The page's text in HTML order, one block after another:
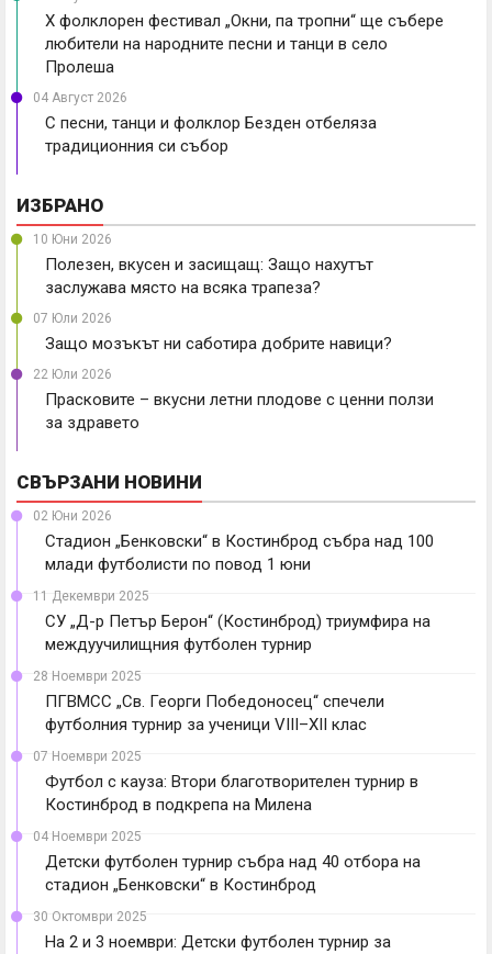
X фолклорен фестивал „Окни, па тропни“ ще събере
любители на народните песни и танци в село
Пролеша
04 Август 2026
С песни, танци и фолклор Безден отбеляза
традиционния си събор
ИЗБРАНО
10 Юни 2026
Полезен, вкусен и засищащ: Защо нахутът
заслужава място на всяка трапеза?
07 Юли 2026
Защо мозъкът ни саботира добрите навици?
22 Юли 2026
Прасковите – вкусни летни плодове с ценни ползи
за здравето
СВЪРЗАНИ НОВИНИ
02 Юни 2026
Стадион „Бенковски“ в Костинброд събра над 100
млади футболисти по повод 1 юни
11 Декември 2025
СУ „Д-р Петър Берон“ (Костинброд) триумфира на
междуучилищния футболен турнир
28 Ноември 2025
ПГВМСС „Св. Георги Победоносец“ спечели
футболния турнир за ученици VIII–XII клас
07 Ноември 2025
Футбол с кауза: Втори благотворителен турнир в
Костинброд в подкрепа на Милена
04 Ноември 2025
Детски футболен турнир събра над 40 отбора на
стадион „Бенковски“ в Костинброд
30 Октомври 2025
На 2 и 3 ноември: Детски футболен турнир за